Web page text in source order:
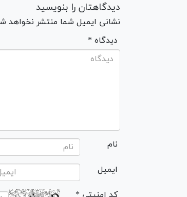
دیدگاهتان را بنویسید
نشانی ایمیل شما منتشر نخواهد
* دیدگاه
نام
ایمیل